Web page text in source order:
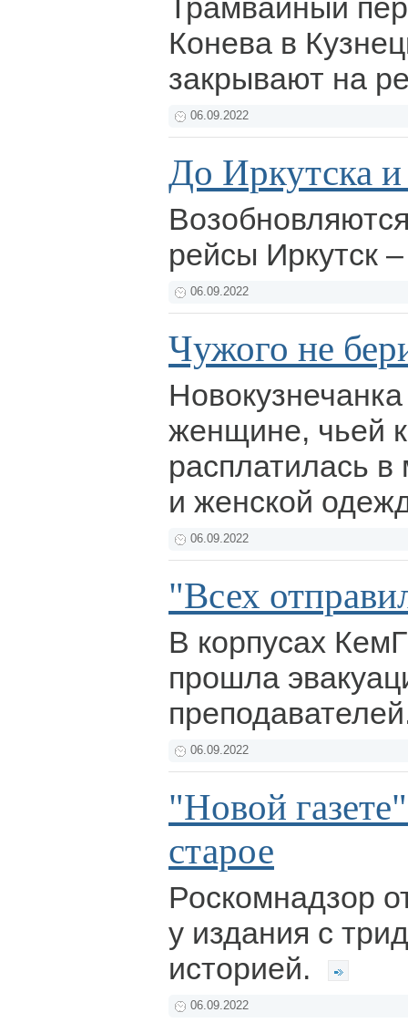
Трамвайный
Конева в
закрывают на
06.09.2022
До Иркутска и
рейсы Иркутск
06.09.2022
Чужого не
женщине, чьей
расплатилась в
и женской
06.09.2022
"Всех
В корпусах
прошла
06.09.2022
"Новой
старое
Роскомнадзор
у издания с
историей.
06.09.2022